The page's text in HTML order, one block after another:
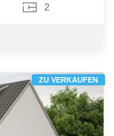
2
ZU VERKAUFEN